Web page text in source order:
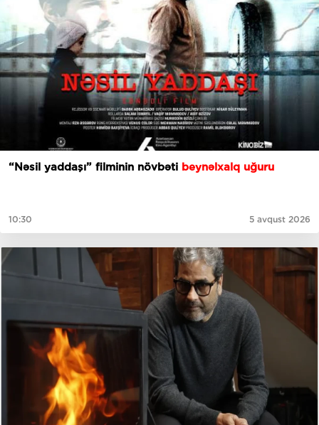
“Nəsil yaddaşı” filminin növbəti beynəlxalq uğuru
10:30 5 avqust 2026